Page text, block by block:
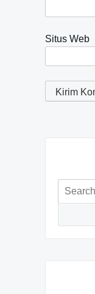
Situs Web
Search